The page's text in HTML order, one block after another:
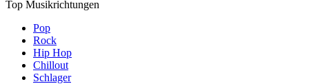
Top Musikrichtungen
Pop
Rock
Hip Hop
Chillout
Schlager